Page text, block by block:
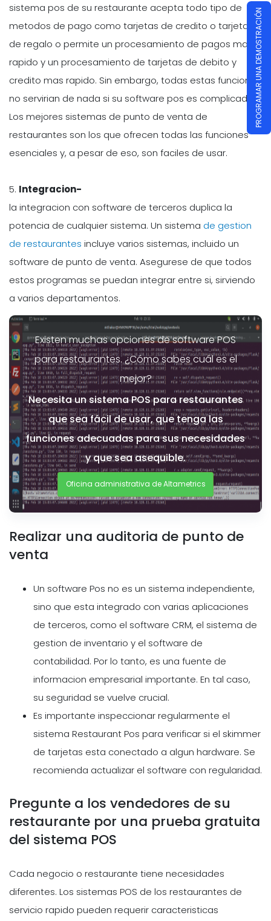
sistema pos de su restaurante acepta todo tipo de
metodos de pago como tarjetas de credito o tarjetas
de regalo o permite un procesamiento de pagos mas
rapido y un procesamiento de tarjetas de debito y
credito mas rapido. Sin embargo, todas estas funciones
no servirian de nada si su software pos es complicado.
Los mejores sistemas de punto de venta de
restaurantes son los que ofrecen todas las funciones
esenciales y, a pesar de eso, son faciles de usar.
5. Integracion-
la integracion con software de terceros duplica la
potencia de cualquier sistema. Un sistema de gestion
de restaurantes incluye varios sistemas, incluido un
software de punto de venta. Asegurese de que todos
estos programas se puedan integrar entre si, sirviendo
a varios departamentos.
Existen muchas opciones de software POS
para restaurantes. ¿Cómo sabes cuál es el
mejor?
Necesita un sistema POS para restaurantes
que sea fácil de usar, que tenga las
funciones adecuadas para sus necesidades
y que sea asequible.
Oficina administrativa de Altametrics
Realizar una auditoria de punto de
venta
Un software Pos no es un sistema independiente,
sino que esta integrado con varias aplicaciones
de terceros, como el software CRM, el sistema de
gestion de inventario y el software de
contabilidad. Por lo tanto, es una fuente de
informacion empresarial importante. En tal caso,
su seguridad se vuelve crucial.
Es importante inspeccionar regularmente el
sistema Restaurant Pos para verificar si el skimmer
de tarjetas esta conectado a algun hardware. Se
recomienda actualizar el software con regularidad.
Pregunte a los vendedores de su
restaurante por una prueba gratuita
del sistema POS
Cada negocio o restaurante tiene necesidades
diferentes. Los sistemas POS de los restaurantes de
servicio rapido pueden requerir caracteristicas
PROGRAMAR UNA DEMOSTRACIÓN